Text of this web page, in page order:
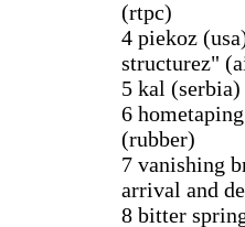
(rtpc)
4 piekoz
structurez"
5 kal
6
(rubber)
7 vanishing
arrival and
8 bitter